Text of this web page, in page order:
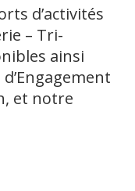
d’activités
– Tri-
ainsi
et notre